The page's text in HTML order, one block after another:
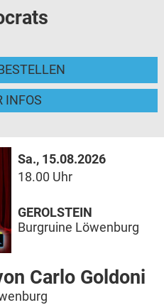
INFOS
Sa., 15.08.2026
18.00 Uhr
Carlo Goldoni
GEROLSTEIN
Burgruine Löwenburg